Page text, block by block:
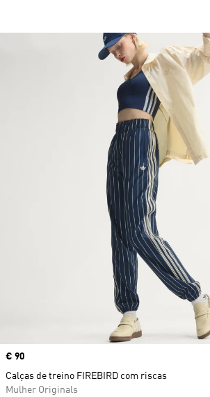
Price
€ 90
Calças de treino FIREBIRD com riscas
Mulher Originals